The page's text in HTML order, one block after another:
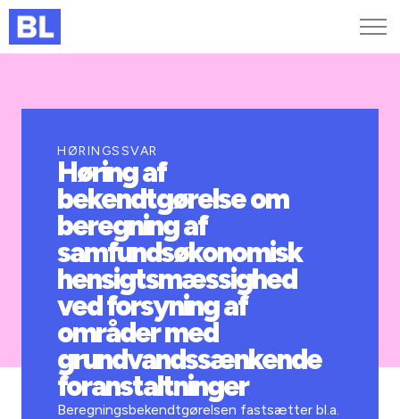
Kurser og arrangementer
Jobportalen
HØRINGSSVAR
Høring af
bekendtgørelse om
beregning af
samfundsøkonomisk
hensigtsmæssighed
ved forsyning af
områder med
grundvandssænkende
foranstaltninger
Beregningsbekendtgørelsen fastsætter bl.a.